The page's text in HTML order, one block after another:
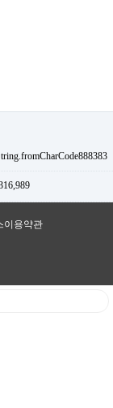
이용약관